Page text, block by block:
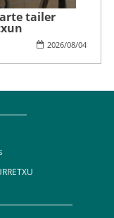
tailer
2026/08/04